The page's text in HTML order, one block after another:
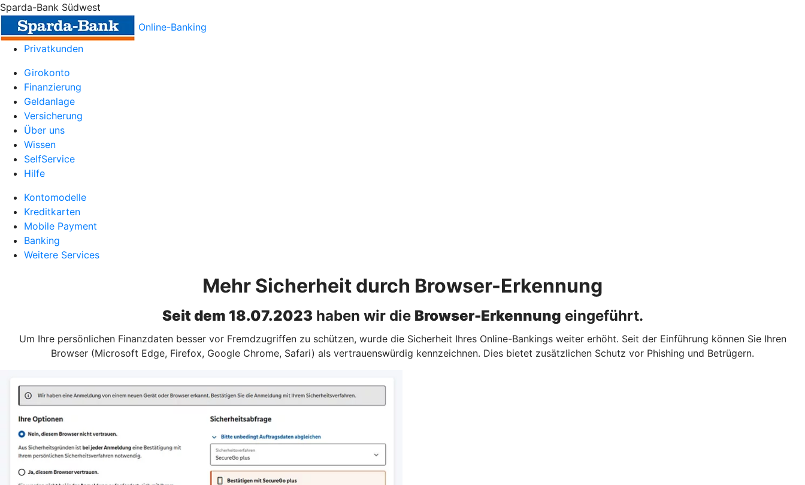
Sparda-Bank Südwest
Online-Banking
Privatkunden
Girokonto
Finanzierung
Geldanlage
Versicherung
Über uns
Wissen
SelfService
Hilfe
Kontomodelle
Kreditkarten
Mobile Payment
Banking
Weitere Services
Mehr Sicherheit durch Browser-Erkennung
Seit dem 18.07.2023haben wir die Browser-Erkennung eingeführt.
Um Ihre persönlichen Finanzdaten besser vor Fremdzugriffen zu schützen, wurde die Sicherheit Ihres Online-Bankings weiter erhöht. Seit der Einführung können Sie Ihren
Browser (Microsoft Edge, Firefox, Google Chrome, Safari) als vertrauenswürdig kennzeichnen. Dies bietet zusätzlichen Schutz vor Phishing und Betrügern.